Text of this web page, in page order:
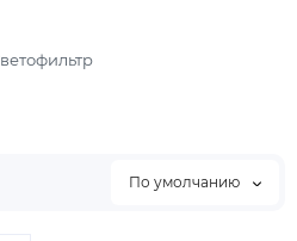
По умолчанию